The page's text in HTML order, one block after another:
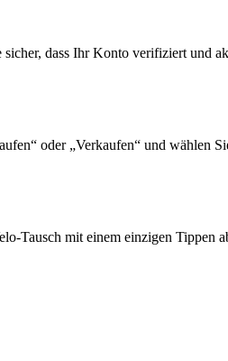
dass Ihr Konto verifiziert und
oder „Verkaufen“ und wählen
Tausch mit einem einzigen Tippen